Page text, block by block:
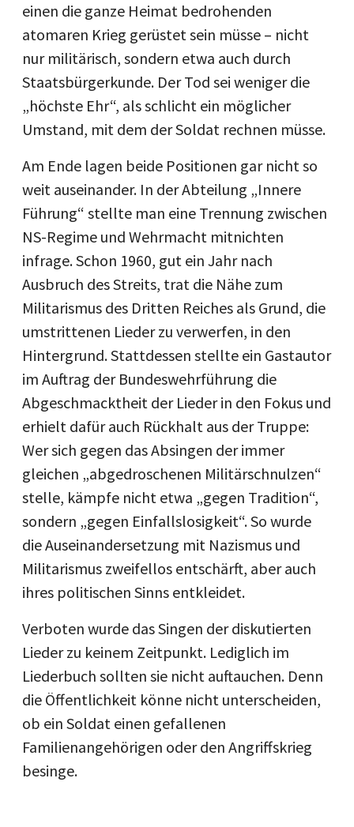
einen die ganze Heimat bedrohenden
atomaren Krieg gerüstet sein müsse – nicht
nur militärisch, sondern etwa auch durch
Staatsbürgerkunde. Der Tod sei weniger die
„höchste Ehr“, als schlicht ein möglicher
Umstand, mit dem der Soldat rechnen müsse.
Am Ende lagen beide Positionen gar nicht so
weit auseinander. In der Abteilung „Innere
Führung“ stellte man eine Trennung zwischen
NS-Regime und Wehrmacht mitnichten
infrage. Schon 1960, gut ein Jahr nach
Ausbruch des Streits, trat die Nähe zum
Militarismus des Dritten Reiches als Grund, die
umstrittenen Lieder zu verwerfen, in den
Hintergrund. Stattdessen stellte ein Gastautor
im Auftrag der Bundeswehrführung die
Abgeschmacktheit der Lieder in den Fokus und
erhielt dafür auch Rückhalt aus der Truppe:
Wer sich gegen das Absingen der immer
gleichen „abgedroschenen Militärschnulzen“
stelle, kämpfe nicht etwa „gegen Tradition“,
sondern „gegen Einfallslosigkeit“. So wurde
die Auseinandersetzung mit Nazismus und
Militarismus zweifellos entschärft, aber auch
ihres politischen Sinns entkleidet.
Verboten wurde das Singen der diskutierten
Lieder zu keinem Zeitpunkt. Lediglich im
Liederbuch sollten sie nicht auftauchen. Denn
die Öffentlichkeit könne nicht unterscheiden,
ob ein Soldat einen gefallenen
Familienangehörigen oder den Angriffskrieg
besinge.